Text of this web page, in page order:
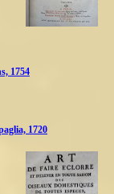
1754
1720